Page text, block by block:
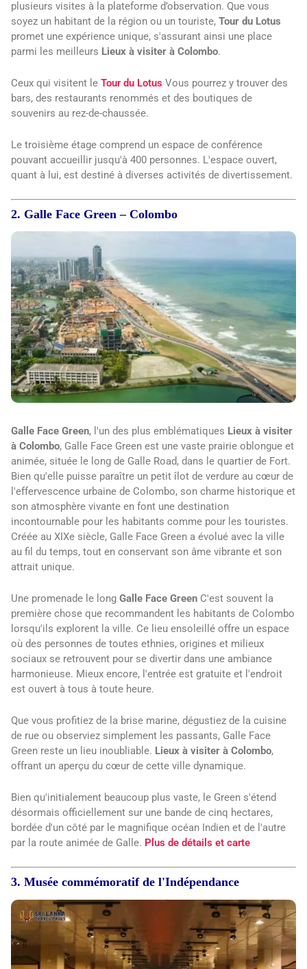
plusieurs visites à la plateforme d’observation. Que vous
soyez un habitant de la région ou un touriste, Tour du Lotus
promet une expérience unique, s'assurant ainsi une place
parmi les meilleurs Lieux à visiter à Colombo.
Ceux qui visitent le Tour du Lotus Vous pourrez y trouver des
bars, des restaurants renommés et des boutiques de
souvenirs au rez-de-chaussée.
Le troisième étage comprend un espace de conférence
pouvant accueillir jusqu'à 400 personnes. L'espace ouvert,
quant à lui, est destiné à diverses activités de divertissement.
2. Galle Face Green – Colombo
Galle Face Green, l'un des plus emblématiques Lieux à visiter
à Colombo, Galle Face Green est une vaste prairie oblongue et
animée, située le long de Galle Road, dans le quartier de Fort.
Bien qu'elle puisse paraître un petit îlot de verdure au cœur de
l'effervescence urbaine de Colombo, son charme historique et
son atmosphère vivante en font une destination
incontournable pour les habitants comme pour les touristes.
Créée au XIXe siècle, Galle Face Green a évolué avec la ville
au fil du temps, tout en conservant son âme vibrante et son
attrait unique.
Une promenade le long Galle Face Green C'est souvent la
première chose que recommandent les habitants de Colombo
lorsqu'ils explorent la ville. Ce lieu ensoleillé offre un espace
où des personnes de toutes ethnies, origines et milieux
sociaux se retrouvent pour se divertir dans une ambiance
harmonieuse. Mieux encore, l'entrée est gratuite et l'endroit
est ouvert à tous à toute heure.
Que vous profitiez de la brise marine, dégustiez de la cuisine
de rue ou observiez simplement les passants, Galle Face
Green reste un lieu inoubliable. Lieux à visiter à Colombo,
offrant un aperçu du cœur de cette ville dynamique.
Bien qu'initialement beaucoup plus vaste, le Green s'étend
désormais officiellement sur une bande de cinq hectares,
bordée d'un côté par le magnifique océan Indien et de l'autre
par la route animée de Galle. Plus de détails et carte
3. Musée commémoratif de l'Indépendance